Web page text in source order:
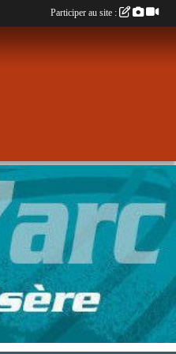
Participer au site :